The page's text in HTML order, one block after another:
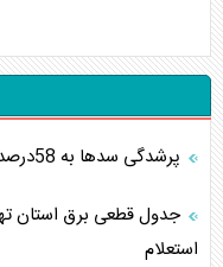
پرشدگی سدها به 58درصد رسید
استعلام